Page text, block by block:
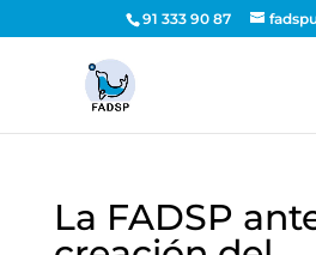
91 333 90 87
La FADSP